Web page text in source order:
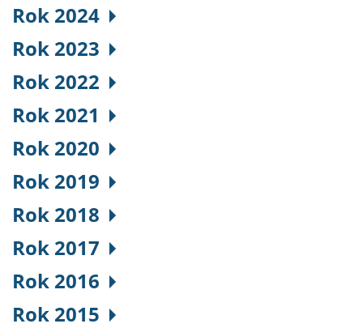
Rok 2024
Rok 2023
Rok 2022
Rok 2021
Rok 2020
Rok 2019
Rok 2018
Rok 2017
Rok 2016
Rok 2015